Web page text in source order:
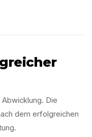
Die
dem erfolgreichen